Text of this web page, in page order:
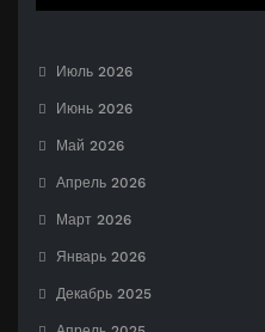
Июль 2026
Июнь 2026
Май 2026
Апрель 2026
Март 2026
Январь 2026
Декабрь 2025